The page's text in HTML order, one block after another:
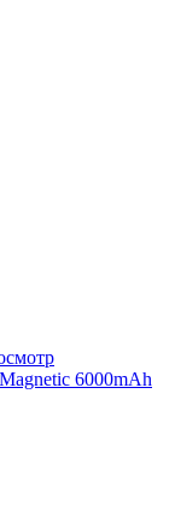
6000mAh